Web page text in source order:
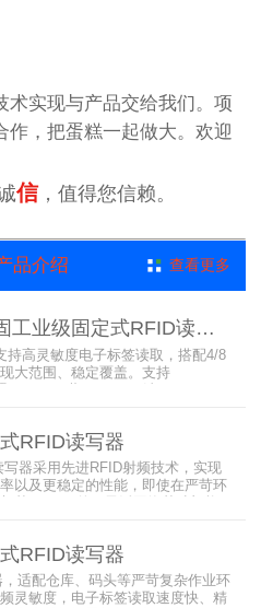
术实现与产品交给我们。项
作，把蛋糕一起做大。欢迎
信，值得您信赖。
品介绍 查看更多
Zebra斑马FXR90超坚固工业级固定式RFID读写器
持高灵敏度电子标签读取，搭配4/8
大范围、稳定覆盖。支持
RFID读写器
器采用先进RFID射频技术，实现
以及更稳定的性能，即使在严苛环
的读写器灵敏度和更强的抗干扰能
RFID读写器
适配仓库、码头等严苛复杂作业环
灵敏度，电子标签读取速度快、精